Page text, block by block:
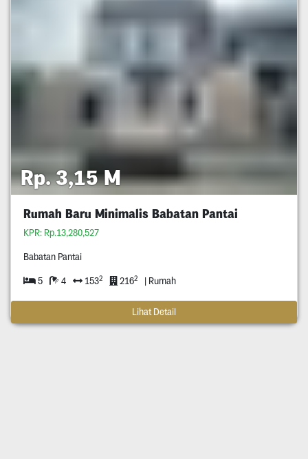
Rp. 3,15 M
Rumah Baru Minimalis Babatan Pantai
KPR: Rp.13,280,527
Babatan Pantai
5 4 1532 2162 | Rumah
Lihat Detail